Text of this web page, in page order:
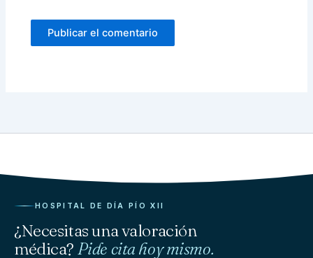
HOSPITAL DE DÍA PÍO XII
¿Necesitas una valoración
médica? Pide cita hoy mismo.